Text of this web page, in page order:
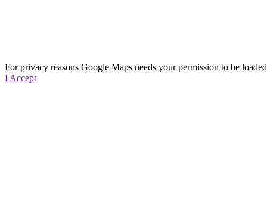
For privacy reasons Google Maps needs your permission to be
I Accept